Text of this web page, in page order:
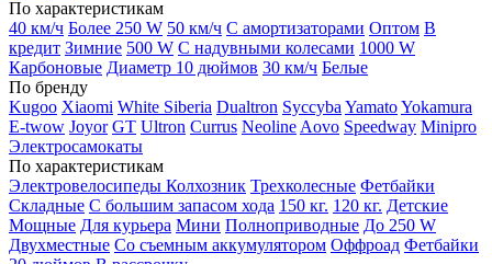
По характеристикам
40 км/ч Более 250 W 50 км/ч С амортизаторами Оптом В
кредит Зимние 500 W С надувными колесами 1000 W
Карбоновые Диаметр 10 дюймов 30 км/ч Белые
По бренду
Kugoo Xiaomi White Siberia Dualtron Syccyba YamatoYokamura
E-twow Joyor GT Ultron Currus Neoline Aovo Speedway Minipro
Электросамокаты
По характеристикам
Электровелосипеды Колхозник Трехколесные Фетбайки
Складные С большим запасом хода 150 кг. 120 кг. Детские
Мощные Для курьера Мини Полноприводные До 250 W
Двухместные Со съемным аккумулятором Оффроад Фетбайки